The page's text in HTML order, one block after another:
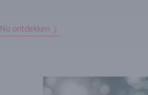
Nu ontdekken